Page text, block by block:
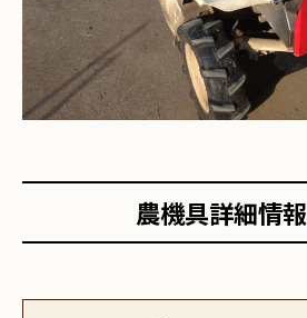
農機具詳細情報